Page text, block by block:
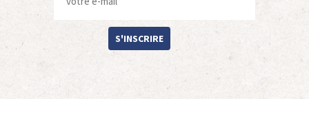
S'INSCRIRE